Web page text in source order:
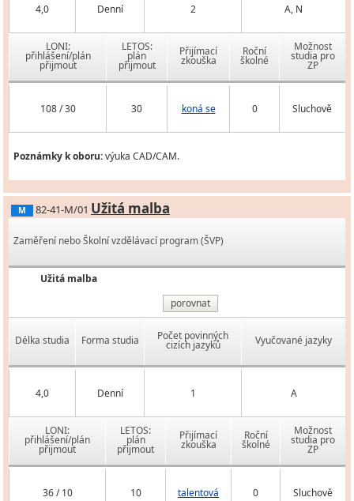
4,0 Denní 2 A, N
LONI:
přihlášení/plán
přijmout
LETOS:
plán
přijmout
Přijímací
zkouška
Roční
školné
Možnost
studia pro
ZP
108 / 30 30 koná se 0 Sluchově
Poznámky k oboru:výuka CAD/CAM.
M 82-41-M/01 Užitá malba
Zaměření nebo Školní vzdělávací program (ŠVP)
Užitá malba
porovnat
Délka studia Forma studia Počet povinných
cizích jazyků Vyučované jazyky
4,0 Denní 1 A
LONI:
přihlášení/plán
přijmout
LETOS:
plán
přijmout
Přijímací
zkouška
Roční
školné
Možnost
studia pro
ZP
36 / 10 10 talentová 0 Sluchově